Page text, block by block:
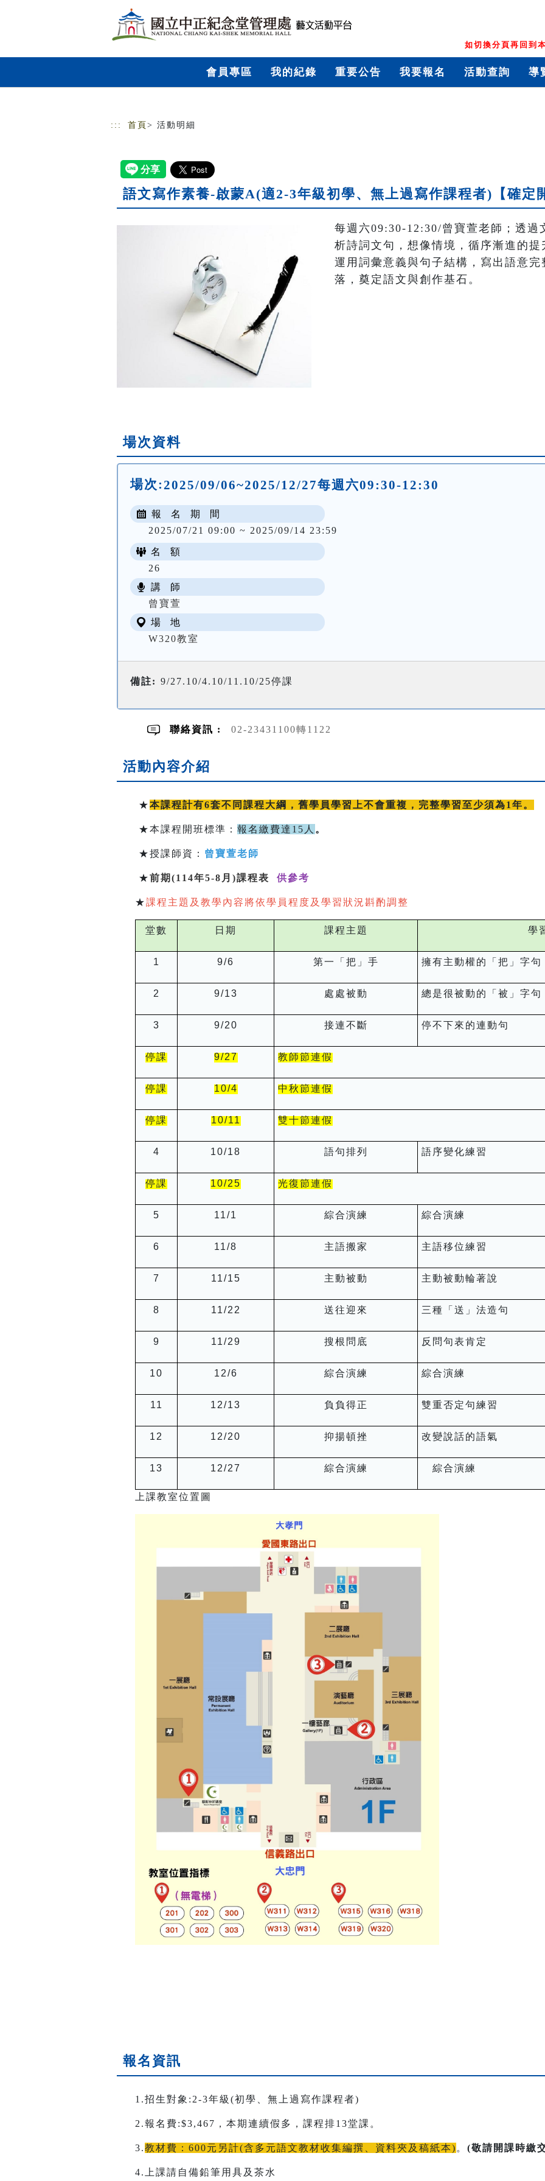
如切換分頁再回到
會員專區 我的紀錄 重要公告 我要報名 活動查詢 導
::: 首頁 > 活動明細
語文寫作素養-啟蒙A(適2-3年級初學、無上過寫作課程者)【確定
每週六09:30-12:30/曾寶萱老師；透過
析詩詞文句，想像情境，循序漸進的
運用詞彙意義與句子結構，寫出語意
落，奠定語文與創作基石。
場次資料
場次:2025/09/06~2025/12/27每週六09:30-12:30
報 名 期 間
2025/07/21 09:00 ~ 2025/09/14 23:59
名 額
26
講 師
曾寶萱
場 地
W320教室
備註: 9/27.10/4.10/11.10/25停課
聯絡資訊 : 02-23431100轉1122
活動內容介紹
★本課程計有6套不同課程大綱，舊學員學習上不會重複，完整學習至少須為1年。
★本課程開班標準： 報名繳費達15人 。
★授課師資： 曾寶萱老師
★前期(114年5-8月)課程表 供參考
★課程主題及教學內容將依學員程度及學習狀況斟酌調整
堂數 日期 課程主題 學
1 9/6 第一「把」手 擁有主動權的「把」字句
2 9/13 處處被動 總是很被動的「被」字句
3 9/20 接連不斷 停不下來的連動句
停課 9/27 教師節連假
停課 10/4 中秋節連假
停課 10/11 雙十節連假
4 10/18 語句排列 語序變化練習
停課 10/25 光復節連假
5 11/1 綜合演練 綜合演練
6 11/8 主語搬家 主語移位練習
7 11/15 主動被動 主動被動輪著說
8 11/22 送往迎來 三種「送」法造句
9 11/29 搜根問底 反問句表肯定
10 12/6 綜合演練 綜合演練
11 12/13 負負得正 雙重否定句練習
12 12/20 抑揚頓挫 改變說話的語氣
13 12/27 綜合演練 綜合演練
上課教室位置圖
報名資訊
1.招生對象:2-3年級(初學、無上過寫作課程者)
2.報名費:$3,467，本期連續假多，課程排13堂課。
3.教材費：600元另計(含多元語文教材收集編撰、資料夾及稿紙本) 。 (敬請開課時繳
4.上課請自備鉛筆用具及茶水